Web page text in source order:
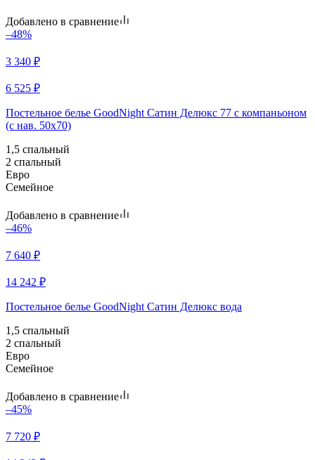
Добавлено в сравнение
–48%
3 340 ₽
6 525 ₽
Постельное белье GoodNight Сатин Делюкс 77 с компаньоном
(с нав. 50х70)
1,5 спальный
2 спальный
Евро
Семейное
Добавлено в сравнение
–46%
7 640 ₽
14 242 ₽
Постельное белье GoodNight Сатин Делюкс вода
1,5 спальный
2 спальный
Евро
Семейное
Добавлено в сравнение
–45%
7 720 ₽